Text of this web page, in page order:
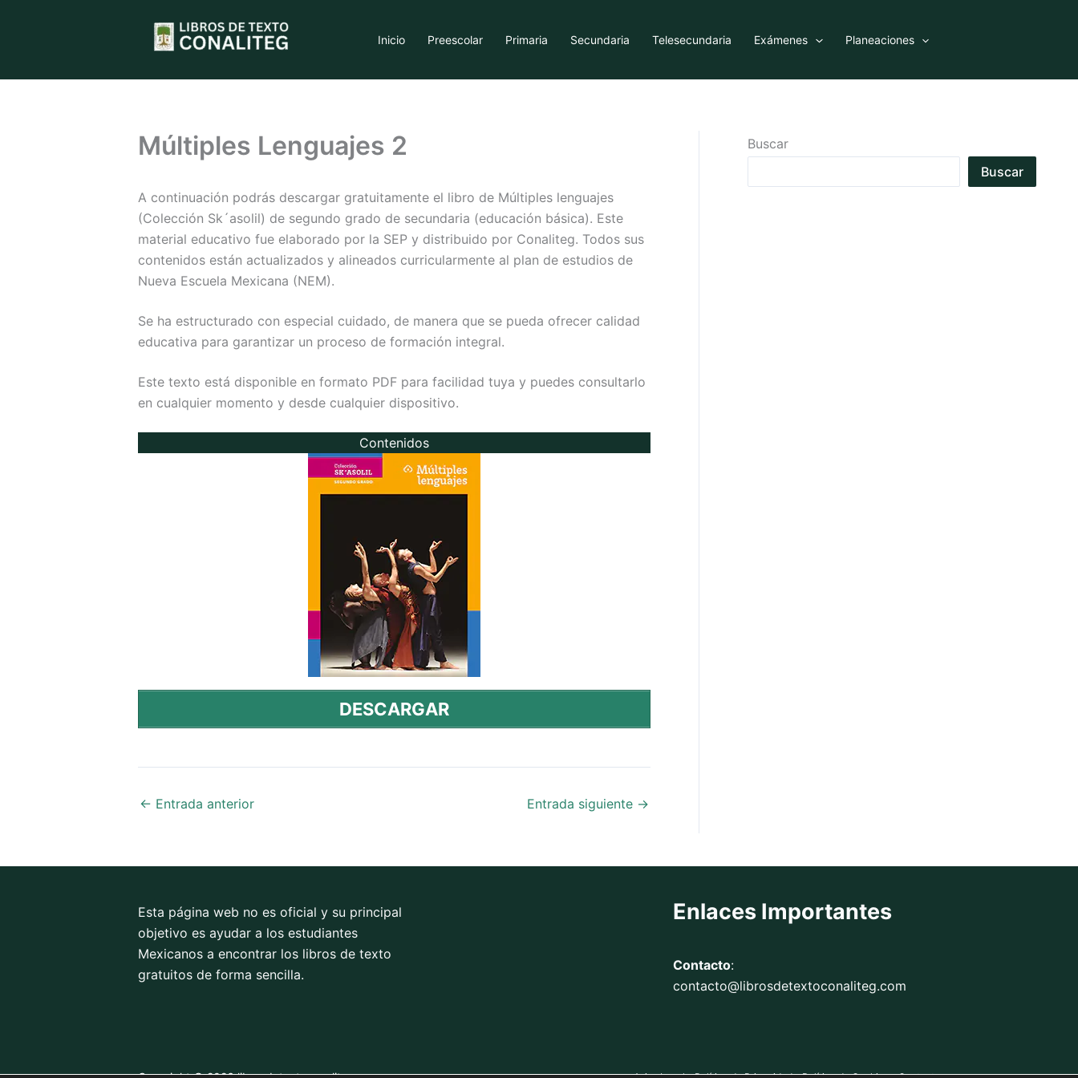
Inicio Preescolar Primaria Secundaria Telesecundaria Exámenes Planeaciones
Múltiples Lenguajes 2
A continuación podrás descargar gratuitamente el libro de Múltiples lenguajes
(Colección Sk´asolil) de segundo grado de secundaria (educación básica). Este
material educativo fue elaborado por la SEP y distribuido por Conaliteg. Todos sus
contenidos están actualizados y alineados curricularmente al plan de estudios de
Nueva Escuela Mexicana (NEM).
Se ha estructurado con especial cuidado, de manera que se pueda ofrecer calidad
educativa para garantizar un proceso de formación integral.
Este texto está disponible en formato PDF para facilidad tuya y puedes consultarlo
en cualquier momento y desde cualquier dispositivo.
Contenidos
DESCARGAR
← Entrada anterior Entrada siguiente →
Buscar
Buscar
Esta página web no es oficial y su principal
objetivo es ayudar a los estudiantes
Mexicanos a encontrar los libros de texto
gratuitos de forma sencilla.
Enlaces Importantes
Contacto:
contacto@librosdetextoconaliteg.com